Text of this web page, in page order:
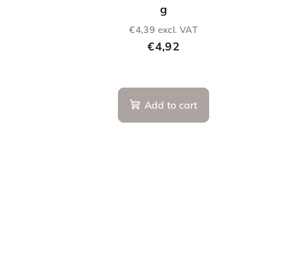
g
€4,39 excl. VAT
€4,92
Add to cart